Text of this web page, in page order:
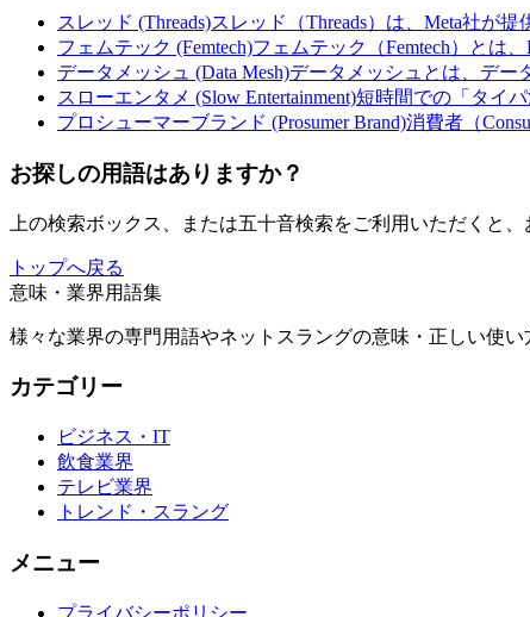
スレッド (Threads)スレッド（Threads）は、Meta社が
フェムテック (Femtech)フェムテック（Femtech）とは
データメッシュ (Data Mesh)データメッシュとは、デー
スローエンタメ (Slow Entertainment)短時間での「タイ
プロシューマーブランド (Prosumer Brand)消費者（
お探しの用語はありますか？
上の検索ボックス、または五十音検索をご利用いただくと
トップへ戻る
意味・業界用語集
様々な業界の専門用語やネットスラングの意味・正しい使い
カテゴリー
ビジネス・IT
飲食業界
テレビ業界
トレンド・スラング
メニュー
プライバシーポリシー